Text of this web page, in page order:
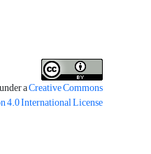
aCreative Commons
4.0 International License